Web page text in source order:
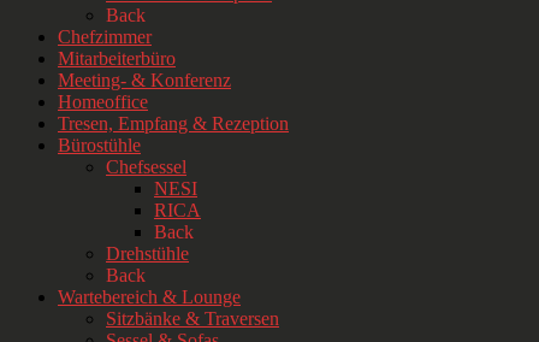
Back
Chefzimmer
Mitarbeiterbüro
Meeting- & Konferenz
Homeoffice
Tresen, Empfang & Rezeption
Bürostühle
Chefsessel
NESI
RICA
Back
Drehstühle
Back
Wartebereich & Lounge
Sitzbänke & Traversen